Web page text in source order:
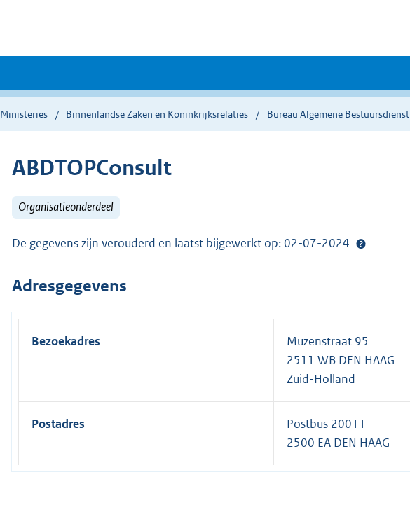
Ministeries Binnenlandse Zaken en Koninkrijksrelaties Bureau Algemene Bestuursdienst
ABDTOPConsult
Organisatieonderdeel
De gegevens zijn verouderd en laatst bijgewerkt op: 02-07-2024
Adresgegevens
Bezoekadres
Muzenstraat 95
2511 WB DEN HAAG
Zuid-Holland
Postadres
Postbus 20011
2500 EA DEN HAAG